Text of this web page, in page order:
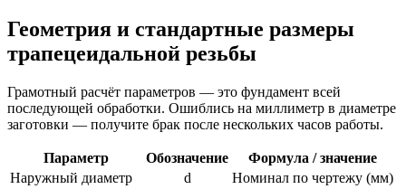
Геометрия и стандартные размеры
трапецеидальной резьбы
Грамотный расчёт параметров — это фундамент всей
последующей обработки. Ошиблись на миллиметр в диаметре
заготовки — получите брак после нескольких часов работы.
Параметр Обозначение
Формула / значение
Наружный диаметр
d
Номинал по чертежу (мм)